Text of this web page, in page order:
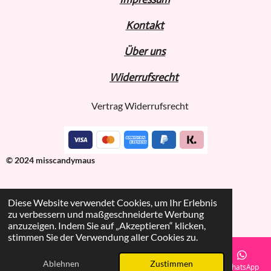
Diese Website verwendet Cookies, um Ihr Erlebnis
zu verbessern und maßgeschneiderte Werbung
anzuzeigen. Indem Sie auf „Akzeptieren“ klicken,
stimmen Sie der Verwendung aller Cookies zu.
Ablehnen Zustimmen
Kontakt
Über uns
Widerrufsrecht
Vertrag Widerrufsrecht
© 2024 misscandymaus
E-Mail TikTok WhatsApp